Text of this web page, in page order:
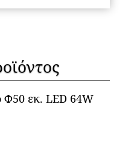
Φ50 εκ. LED 64W